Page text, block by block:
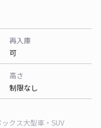
再入庫
可
高さ
制限なし
クス大型車・SUV